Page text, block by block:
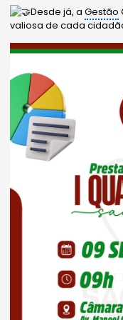
Desde já, aGestão
valiosa de cada